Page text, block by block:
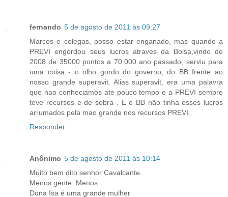
fernando 5 de agosto de 2011 às 09:27
Marcos e colegas, posso estar enganado, mas quando a
PREVI engordou seus lucros atraves da Bolsa,vindo de
2008 de 35000 pontos a 70.000 ano passado, serviu para
uma coisa - o olho gordo do governo, do BB frente ao
nosso grande superavit. Alias superavit, era uma palavra
que nao conheciamos ate pouco tempo e a PREVI sempre
teve recursos e de sobra . E o BB não tinha esses lucros
arrumados pela mao grande nos recursos PREVI.
Responder
Anônimo 5 de agosto de 2011 às 10:14
Muito bem dito senhor Cavalcante.
Menos gente. Menos.
Dona Isa é uma grande mulher.